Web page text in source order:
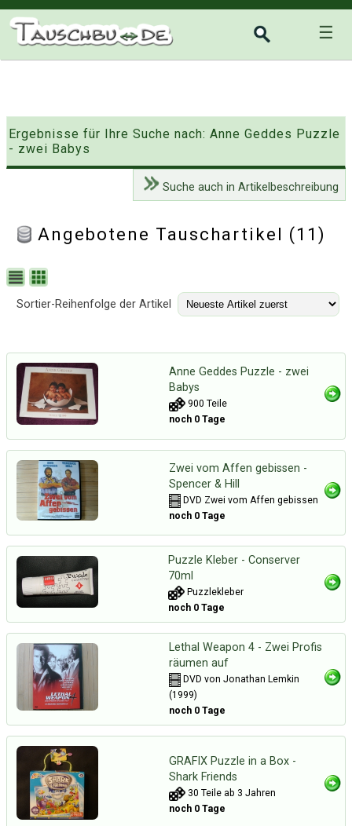
☰
Ergebnisse für Ihre Suche nach: Anne Geddes Puzzle
- zwei Babys
Suche auch in Artikelbeschreibung
Angebotene Tauschartikel (11)
Sortier-Reihenfolge der Artikel
Anne Geddes Puzzle - zwei
Babys
900 Teile
noch 0 Tage
Zwei vom Affen gebissen -
Spencer & Hill
DVD Zwei vom Affen gebissen
noch 0 Tage
Puzzle Kleber - Conserver
70ml
Puzzlekleber
noch 0 Tage
Lethal Weapon 4 - Zwei Profis
räumen auf
DVD von Jonathan Lemkin
(1999)
noch 0 Tage
GRAFIX Puzzle in a Box -
Shark Friends
30 Teile ab 3 Jahren
noch 0 Tage